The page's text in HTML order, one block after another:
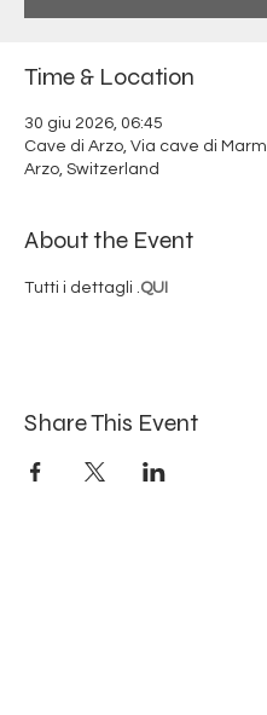
Time & Location
30 giu 2026, 06:45
Cave di Arzo, Via cave di
Arzo, Switzerland
About the Event
Tutti i dettagli .QUI
Share This Event